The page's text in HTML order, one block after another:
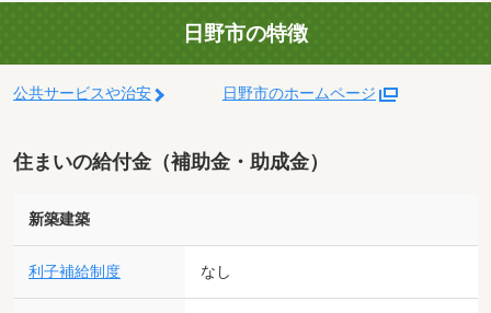
日野市の特徴
公共サービスや治安 日野市のホームページ
住まいの給付金（補助金・助成金）
新築建築
利子補給制度 なし